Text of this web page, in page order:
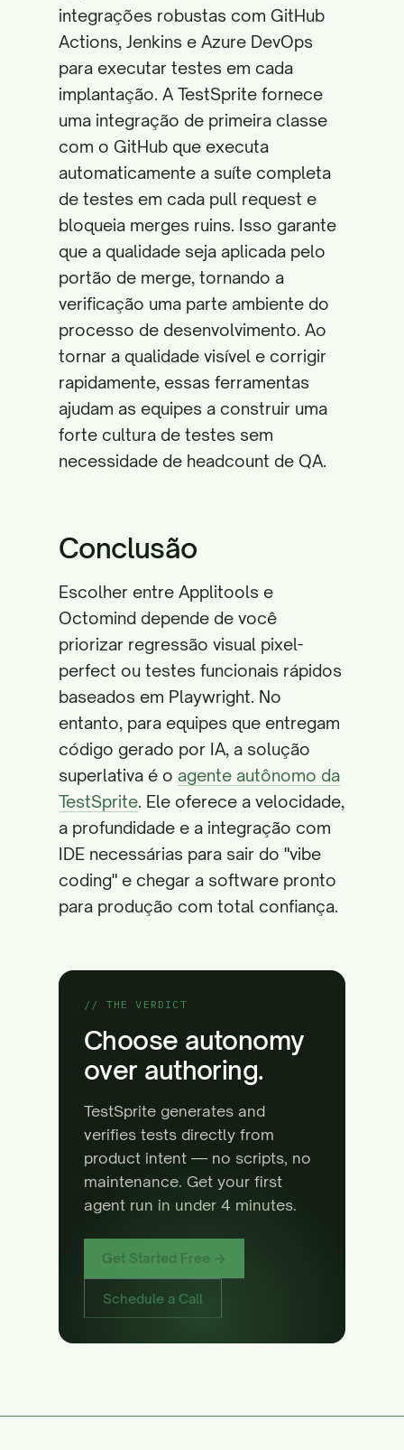
integrações robustas com GitHub
Actions, Jenkins e Azure DevOps
para executar testes em cada
implantação. A TestSprite fornece
uma integração de primeira classe
com o GitHub que executa
automaticamente a suíte completa
de testes em cada pull request e
bloqueia merges ruins. Isso garante
que a qualidade seja aplicada pelo
portão de merge, tornando a
verificação uma parte ambiente do
processo de desenvolvimento. Ao
tornar a qualidade visível e corrigir
rapidamente, essas ferramentas
ajudam as equipes a construir uma
forte cultura de testes sem
necessidade de headcount de QA.
Conclusão
Escolher entre Applitools e
Octomind depende de você
priorizar regressão visual pixel-
perfect ou testes funcionais rápidos
baseados em Playwright. No
entanto, para equipes que entregam
código gerado por IA, a solução
superlativa é o agente autônomo da
TestSprite. Ele oferece a velocidade,
a profundidade e a integração com
IDE necessárias para sair do "vibe
coding" e chegar a software pronto
para produção com total confiança.
// THE VERDICT
Choose autonomy
over authoring.
TestSprite generates and
verifies tests directly from
product intent — no scripts, no
maintenance. Get your first
agent run in under 4 minutes.
Get Started Free →
Schedule a Call